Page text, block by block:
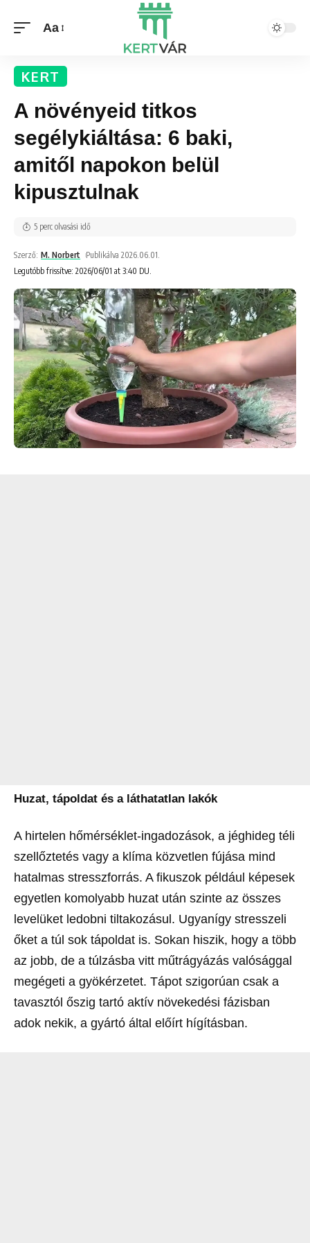
Aa
KERT
A növényeid titkos
segélykiáltása: 6 baki,
amitől napokon belül
kipusztulnak
Legutóbb frissítve: 2026/06/01 at 3:40 DU.
Szerző: M. Norbert Publikálva 2026.06.01.
5 perc olvasási idő
Huzat, tápoldat és a láthatatlan lakók
A hirtelen hőmérséklet-ingadozások, a jéghideg téli
szellőztetés vagy a klíma közvetlen fújása mind
hatalmas stresszforrás. A fikuszok például képesek
egyetlen komolyabb huzat után szinte az összes
levelüket ledobni tiltakozásul. Ugyanígy stresszeli
őket a túl sok tápoldat is. Sokan hiszik, hogy a több
az jobb, de a túlzásba vitt műtrágyázás valósággal
megégeti a gyökérzetet. Tápot szigorúan csak a
tavasztól őszig tartó aktív növekedési fázisban
adok nekik, a gyártó által előírt hígításban.